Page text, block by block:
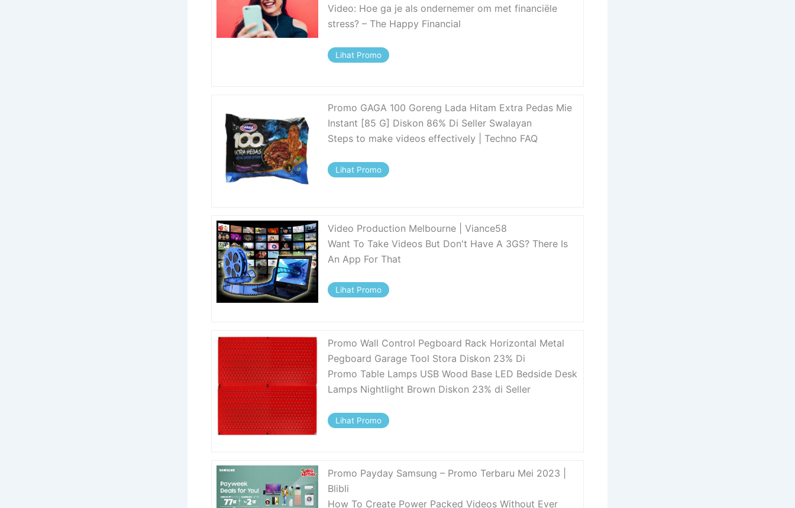
Video: Hoe ga je als ondernemer om met financiële
stress? – The Happy Financial
Lihat Promo
Promo GAGA 100 Goreng Lada Hitam Extra Pedas Mie
Instant [85 G] Diskon 86% Di Seller Swalayan
Steps to make videos effectively | Techno FAQ
Lihat Promo
Video Production Melbourne | Viance58
Want To Take Videos But Don't Have A 3GS? There Is
An App For That
Lihat Promo
Promo Wall Control Pegboard Rack Horizontal Metal
Pegboard Garage Tool Stora Diskon 23% Di
Promo Table Lamps USB Wood Base LED Bedside Desk
Lamps Nightlight Brown Diskon 23% di Seller
Lihat Promo
Promo Payday Samsung – Promo Terbaru Mei 2023 |
Blibli
How To Create Power Packed Videos Without Ever